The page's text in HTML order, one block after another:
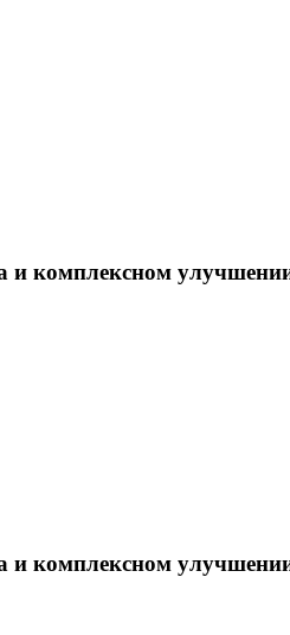
комплексном
комплексном